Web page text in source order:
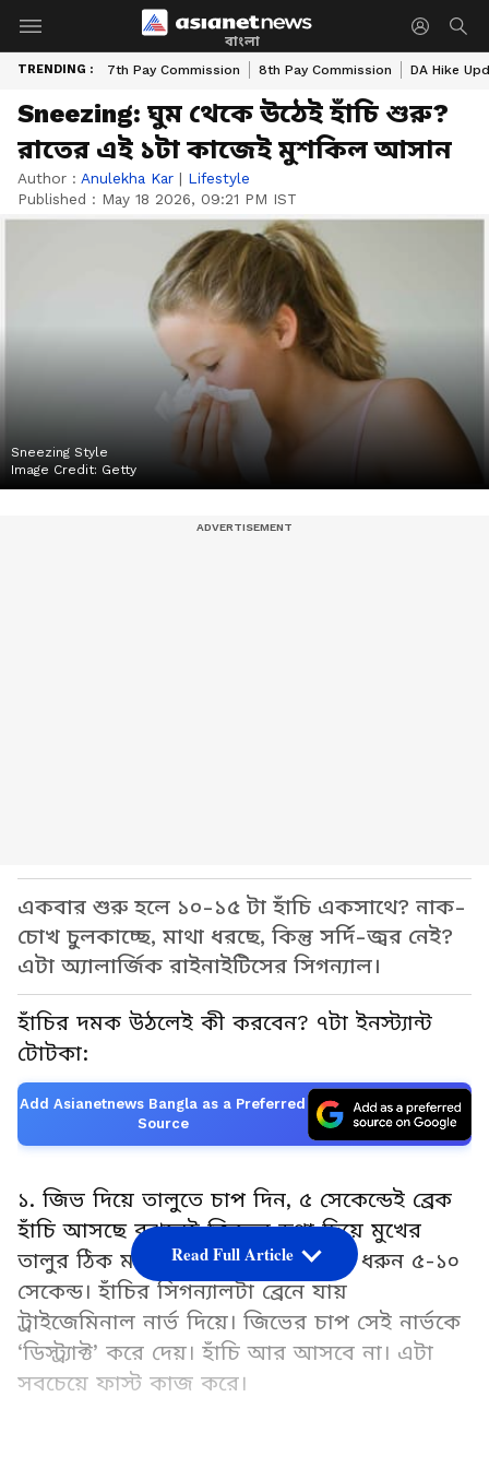
বাংলা
TRENDING : 7th Pay Commission 8th Pay Commission DA Hike
Sneezing: ঘুম থেকে উঠেই হাঁচি শুরু?
রাতের এই ১টা কাজেই মুশকিল আসান
Author : Anulekha Kar | Lifestyle
Published : May 18 2026, 09:21 PM IST
Sneezing Style
Image Credit: Getty
একবার শুরু হলে ১০-১৫ টা হাঁচি একসাথে? নাক-
চোখ চুলকাচ্ছে, মাথা ধরছে, কিন্তু সর্দি-জ্বর নেই?
এটা অ্যালার্জিক রাইনাইটিসের সিগন্যাল।
হাঁচির দমক উঠলেই কী করবেন? ৭টা ইনস্ট্যান্ট
টোটকা:
Add Asianetnews Bangla as a Preferred
Source
১. জিভ দিয়ে তালুতে চাপ দিন, ৫ সেকেন্ডেই ব্রেক
হাঁচি আসছে বুঝলেই জিভের ডগা দিয়ে মুখের
তালুর ঠিক মাঝখানে জোরে চাপ দিয়ে ধরুন ৫-১০
সেকেন্ড। হাঁচির সিগন্যালটা ব্রেনে যায়
ট্রাইজেমিনাল নার্ভ দিয়ে। জিভের চাপ সেই নার্ভকে
‘ডিস্ট্র্যাক্ট’ করে দেয়। হাঁচি আর আসবে না। এটা
সবচেয়ে ফাস্ট কাজ করে।
Read Full Article